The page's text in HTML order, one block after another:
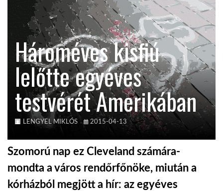
TROPICALMAGAZIN
GLOBOTV
AFRIKA TUDÁSTÁR
A NAP SZÉPE
LINKTR.EE
GLOBOZSARU
Hároméves kisfiú
lelőtte egyéves
testvérét Amerikában
LENGYEL MIKLÓS 2015-04-13
Szomorú nap ez Cleveland számára-
mondta a város rendőrfőnöke, miután a
kórházból megjött a hír: az egyéves